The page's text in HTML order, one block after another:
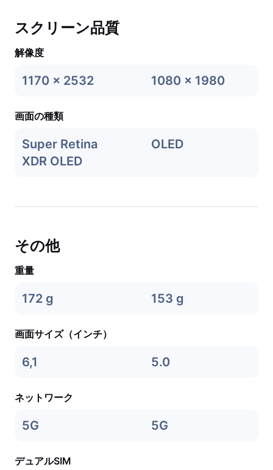
スクリーン品質
解像度
1170 x 2532 1080 x 1980
画面の種類
Super Retina
XDR OLED
OLED
その他
重量
172 g 153 g
画面サイズ（インチ）
6,1 5.0
ネットワーク
5G 5G
デュアルSIM